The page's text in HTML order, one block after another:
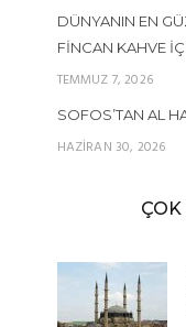
DÜNYANIN EN
FINCAN KAHVE
TEMMUZ 7, 2026
SOFOS’TAN AL
HAZIRAN 30, 2026